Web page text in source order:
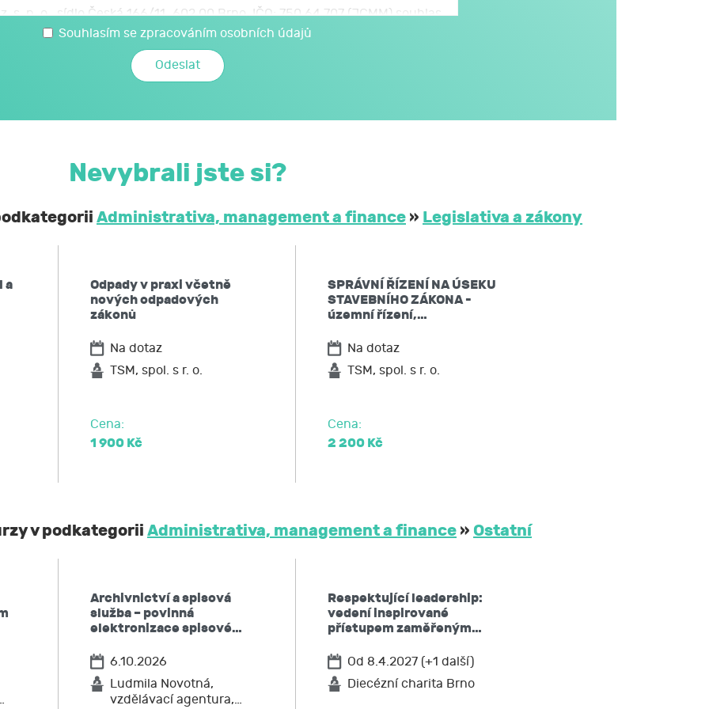
s. p. o., sídlo Česká 166/11, 602 00 Brno, IČO: 750 64 707 (JCMM) souhlas
svých osobních a citlivých údajů, které jsem uvedl/a v tomto formuláři,
poskytnu při kariérovém poradenství realizovaném JCMM.
a citlivými údaji může JCMM nakládat způsobem a v největším rozsahu
osobních údajů č. 2016/679, a to za účelem mé účasti na aktivitách
a citlivé údaje neposkytne bez mého souhlasu třetím osobám
a nadřízených orgánů. Svůj souhlas uděluji JCMM na dobu
JCMM informaci, jaké moje osobní údaje zpracovává, žádat si kopii
omezení zpracování,
JCMM výmaz těchto osobních údajů
Souhlasím se zpracováním osobních údajů
Nevybrali jste si?
Administrativa, management a finance » Legislativa a zákony
a
Odpady v praxi včetně
nových odpadových
zákonů
Na dotaz
TSM, spol. s r. o.
Cena:
1 900 Kč
SPRÁVNÍ ŘÍZENÍ NA ÚSEKU
STAVEBNÍHO ZÁKONA -
územní řízení,…
Na dotaz
TSM, spol. s r. o.
Cena:
2 200 Kč
v podkategorii Administrativa, management a finance » Ostatní
Archivnictví a spisová
služba – povinná
elektronizace spisové…
6.10.2026
Ludmila Novotná,
vzdělávací agentura,…
Respektující leadership:
vedení inspirované
přístupem zaměřeným…
Od 8.4.2027 (+1 další)
Diecézní charita Brno